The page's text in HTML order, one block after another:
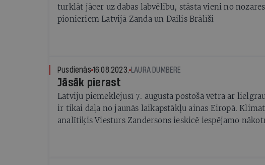
turklāt jācer uz dabas labvēlību, stāsta vieni no nozares
pionieriem Latvijā Zanda un Dailis Brālīši
Pusdienās 16.08.2023. LAURA DUMBERE
Jāsāk pierast
Latviju piemeklējusī 7. augusta postošā vētra ar
ir tikai daļa no jaunās laikapstākļu ainas Eiropā.
analītiķis Viesturs Zandersons ieskicē iespējamo